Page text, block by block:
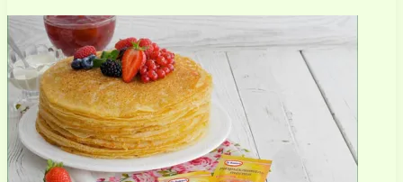
почту